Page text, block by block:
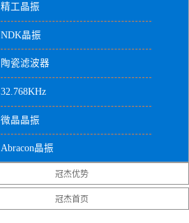
精工晶振
NDK晶振
陶瓷滤波器
32.768KHz
微晶晶振
Abracon晶振
美国拉隆晶振
美国Statek晶振
冠杰优势
冠杰首页